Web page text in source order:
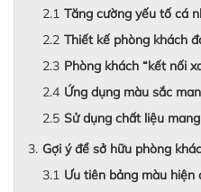
Tăng cường yếu tố cá
Thiết kế phòng khách
Phòng khách “kết nối
Ứng dụng màu sắc
Sử dụng chất liệu
Gợi ý để sở hữu phòng
Ưu tiên bảng màu hiện